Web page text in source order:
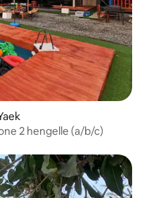
2 hengelle (a/b/c)